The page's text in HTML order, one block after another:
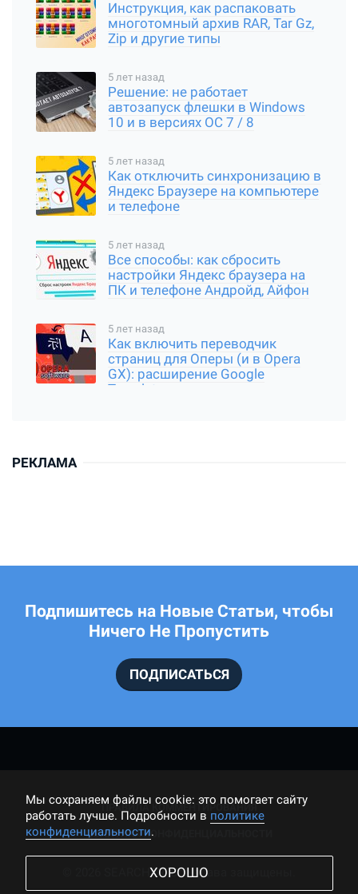
Инструкция, как распаковать
многотомный архив RAR, Tar Gz,
Zip и другие типы
5 лет назад
Решение: не работает
автозапуск флешки в Windows
10 и в версиях ОС 7 / 8
5 лет назад
Как отключить синхронизацию в
Яндекс Браузере на компьютере
и телефоне
5 лет назад
Все способы: как сбросить
настройки Яндекс браузера на
ПК и телефоне Андройд, Айфон
5 лет назад
Как включить переводчик
страниц для Оперы (и в Opera
GX): расширение Google
Translator
РЕКЛАМА
Подпишитесь на Новые Статьи, чтобы
Ничего Не Пропустить
ПОДПИСАТЬСЯ
ПРАВИЛА КОММЕНТИРОВАНИЯ
ПОЛИТИКА КОНФИДЕНЦИАЛЬНОСТИ
© 2026 SEARCHER, Все права защищены.
Мы cохраняем файлы cookie: это помогает сайту
работать лучше. Подробности в политике
конфиденциальности.
ХОРОШО